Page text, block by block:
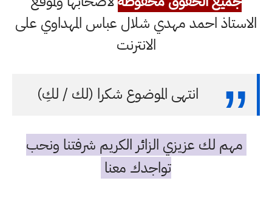
الاستاذ احمد مهدي شلال عباس المهداوي على
الانترنت
انتهى الموضوع شكرا (لك / لكِ)
مهم لك عزيزي الزائر الكريم شرفتنا ونحب
تواجدك معنا